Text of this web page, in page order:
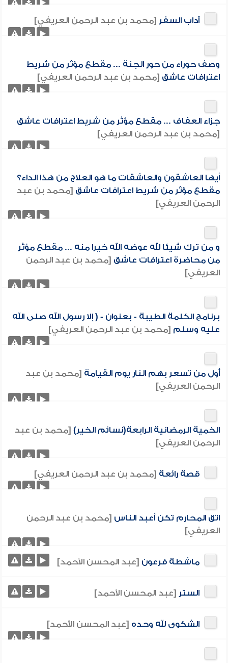
آداب السفر [محمد بن عبد الرحمن العريفي]
وصف حوراء من حور الجنة ... مقطع مؤثر من شريط
اعترافات عاشق [محمد بن عبد الرحمن العريفي]
جزاء العفاف ... مقطع مؤثر من شريط اعترافات عاشق
[محمد بن عبد الرحمن العريفي]
أيها العاشقون والعاشقات ما هو العلاج من هذا الداء؟
مقطع مؤثر من شريط اعترافات عاشق [محمد بن عبد
الرحمن العريفي]
و من ترك شيئا لله عوضه الله خيرا منه ... مقطع مؤثر
من محاضرة اعترافات عاشق [محمد بن عبد الرحمن
العريفي]
برنامج الكلمة الطيبة - بعنوان - ( إلا رسول الله صلى الله
عليه وسلم [محمد بن عبد الرحمن العريفي]
أول من تسعر بهم النار يوم القيامة [محمد بن عبد
الرحمن العريفي]
الخمية الرمضانية الرابعة(نسائم الخير) [محمد بن عبد
الرحمن العريفي]
قصة رائعة [محمد بن عبد الرحمن العريفي]
اتق المحارم تكن أعبد الناس [محمد بن عبد الرحمن
العريفي]
ماشطة فرعون [عبد المحسن الأحمد]
الستر [عبد المحسن الأحمد]
الشكوى لله وحده [عبد المحسن الأحمد]